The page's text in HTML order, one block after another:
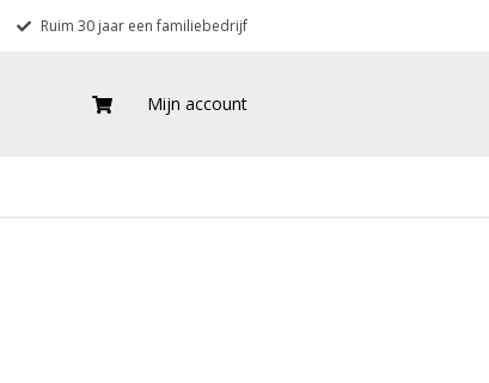
Ruim 30 jaar een familiebedrijf
Mijn account